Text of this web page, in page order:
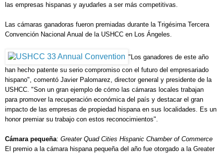
las empresas hispanas y ayudarles a ser más competitivas.
Las cámaras ganadoras fueron premiadas durante la Trigésima Tercera
Convención Nacional Anual de la USHCC en Los Ángeles.
"Los ganadores de este año
han hecho patente su serio compromiso con el futuro del empresariado
hispano", comentó Javier Palomarez, director general y presidente de la
USHCC. "Son un gran ejemplo de cómo las cámaras locales trabajan
para promover la recuperación económica del país y destacar el gran
impacto de las empresas de propiedad hispana en sus localidades. Es un
honor premiar su trabajo con estos reconocimientos".
Cámara pequeña: Greater Quad Cities Hispanic Chamber of Commerce
El premio a la cámara hispana pequeña del año fue otorgado a la Greater